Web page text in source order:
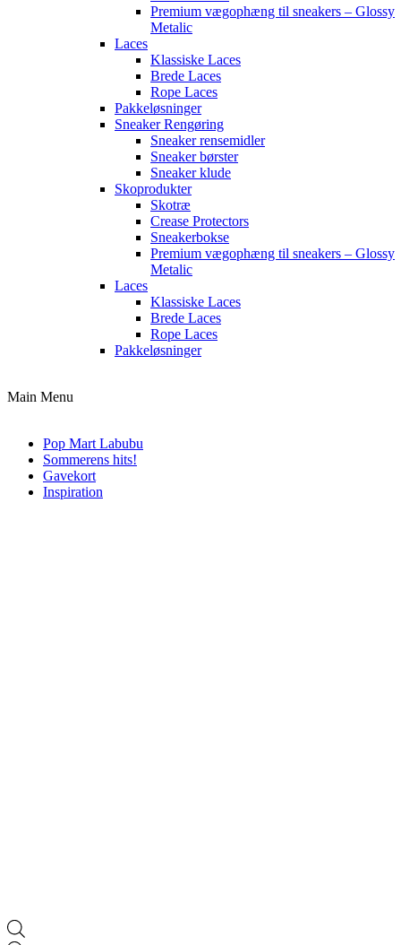
Premium vægophæng til sneakers – Glossy
Metalic
Laces
Klassiske Laces
Brede Laces
Rope Laces
Pakkeløsninger
Sneaker Rengøring
Sneaker rensemidler
Sneaker børster
Sneaker klude
Skoprodukter
Skotræ
Crease Protectors
Sneakerbokse
Premium vægophæng til sneakers – Glossy
Metalic
Laces
Klassiske Laces
Brede Laces
Rope Laces
Pakkeløsninger
Main Menu
Pop Mart Labubu
Sommerens hits!
Gavekort
Inspiration